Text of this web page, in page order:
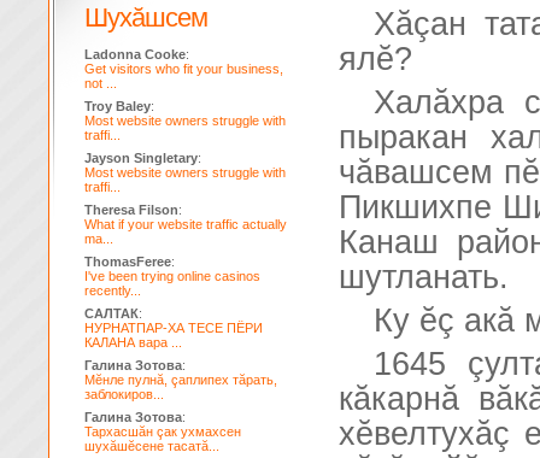
Хăçан
ялĕ?
Халăхра
пыракан
чăвашсем
Пикшихпе
Канаш
шутланать.
Ку ĕç акă
1645
кăкарнă
хĕвелтухăç
Шухăшсем
Ladonna Cooke:
Get visitors who fit your business,
not ...
Troy Baley:
Most website owners struggle with
traffi...
Jayson Singletary:
Most website owners struggle with
traffi...
Theresa Filson:
What if your website traffic actually
ma...
ThomasFeree:
I've been trying online casinos
recently...
САЛТАК:
НУРНАТПАР-ХА ТЕСЕ ПЁРИ
КАЛАНА вара ...
Галина Зотова:
Мĕнле пулнă, çаплипех тăрать,
заблокиров...
Галина Зотова:
Тархасшăн çак ухмахсен
шухăшĕсене тасатă...